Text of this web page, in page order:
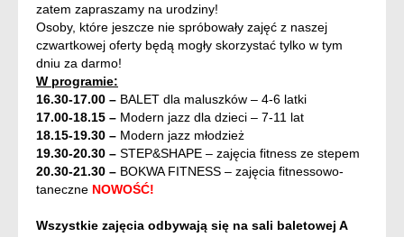
zatem zapraszamy na urodziny!
Osoby, które jeszcze nie spróbowały zajęć z naszej
czwartkowej oferty będą mogły skorzystać tylko w tym
dniu za darmo!
W programie:
16.30-17.00 – BALET dla maluszków – 4-6 latki
17.00-18.15 – Modern jazz dla dzieci – 7-11 lat
18.15-19.30 – Modern jazz młodzież
19.30-20.30 – STEP&SHAPE – zajęcia fitness ze stepem
20.30-21.30 – BOKWA FITNESS – zajęcia fitnessowo-
taneczne NOWOŚĆ!
Wszystkie zajęcia odbywają się na sali baletowej A